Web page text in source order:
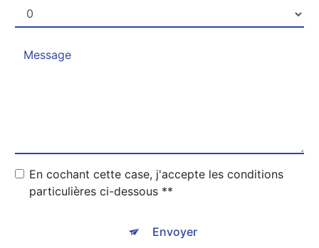
En cochant cette case, j'accepte les conditions
particulières ci-dessous **
Envoyer